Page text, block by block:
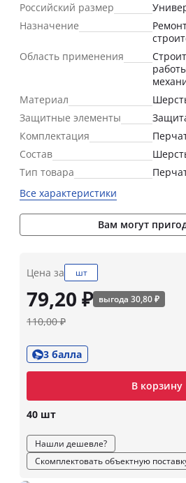
Российский размер
Назначение
Область применения
Материал
Защитные элементы
Комплектация
Состав
Тип товара
Все характеристики
Вам могут
Цена за шт
79,20 ₽ выгода 30,80 ₽
110,00 ₽
3 балла
В корзину
40 шт
Нашли дешевле?
Скомплектовать объектную